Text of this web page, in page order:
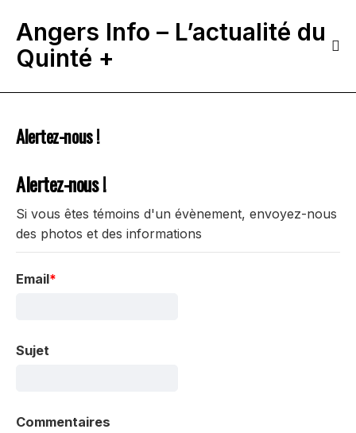
Angers Info – L’actualité du
Quinté +
Alertez-nous !
Alertez-nous !
Si vous êtes témoins d'un évènement, envoyez-nous
des photos et des informations
Email
Sujet
Commentaires